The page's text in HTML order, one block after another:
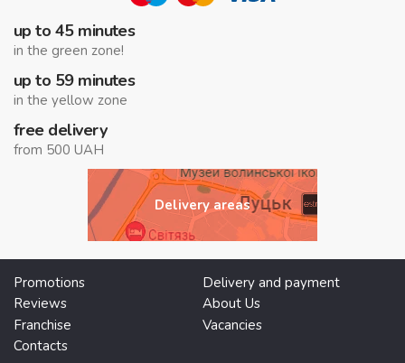
up to 45 minutes
in the green zone!
up to 59 minutes
in the yellow zone
free delivery
from 500 UAH
Delivery areas
Promotions
Delivery and payment
Reviews
About Us
Franchise
Vacancies
Contacts